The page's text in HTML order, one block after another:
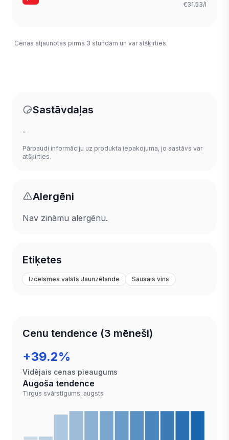
€31.53/l
Cenas atjaunotas pirms 3 stundām un var atšķirties.
Sastāvdaļas
-
Pārbaudi informāciju uz produkta iepakojuma, jo sastāvs var
atšķirties.
Alergēni
Nav zināmu alergēnu.
Etiķetes
Izcelsmes valsts Jaunzēlande Sausais vīns
Cenu tendence (3 mēneši)
+39.2%
Vidējais cenas pieaugums
Augoša tendence
Tirgus svārstīgums: augsts